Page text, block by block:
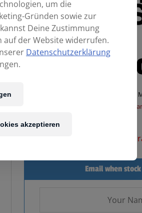
Enthält 20%
Nicht
Email when
um die
Gründen sowie zur
Deine Zustimmung
auf der Website widerrufen.
Datenschutzerklärung
akzeptieren